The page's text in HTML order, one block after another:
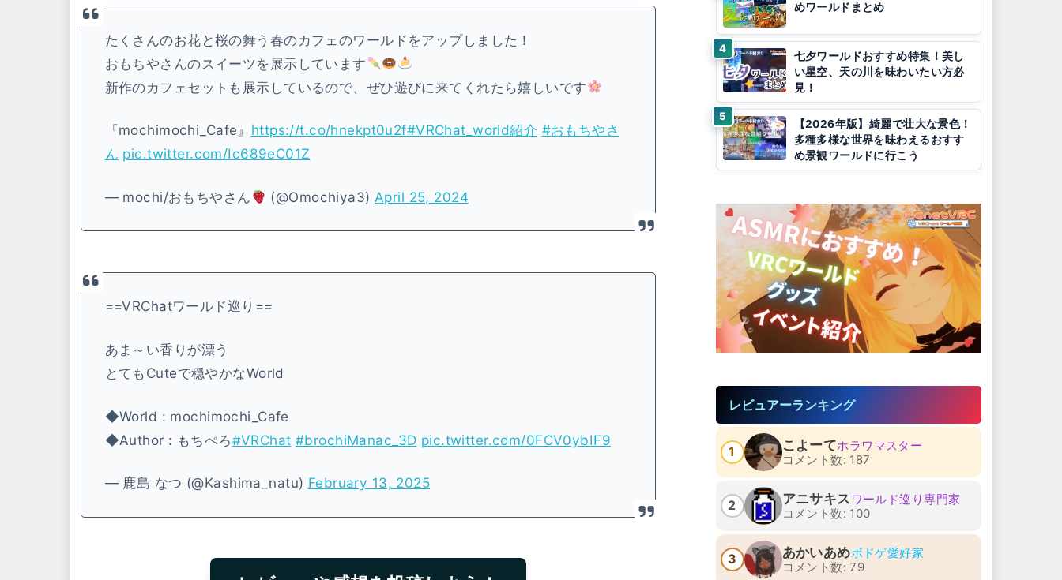
たくさんのお花と桜の舞う春のカフェのワールドをアップしました！
おもちやさんのスイーツを展示しています
新作のカフェセットも展示しているので、ぜひ遊びに来てくれたら嬉しいです
『mochimochi_Cafe』 https://t.co/hnekpt0u2f#VRChat_world紹介 #おもちやさ
ん pic.twitter.com/Ic689eC01Z
— mochi/おもちやさん (@Omochiya3) April 25, 2024
==VRChatワールド巡り==
あま～い香りが漂う
とてもCuteで穏やかなWorld
◆World : mochimochi_Cafe
◆Author : もちぺろ#VRChat #brochiManac_3D pic.twitter.com/0FCV0ybIF9
— 鹿島 なつ (@Kashima_natu) February 13, 2025
めワールドまとめ
七夕ワールドおすすめ特集！美し
い星空、天の川を味わいたい方必
見！
【2026年版】綺麗で壮大な景色！
多種多様な世界を味わえるおすす
め景観ワールドに行こう
レビュアーランキング
1 こよーてホラワマスター
コメント数: 187
2 アニサキス ワールド巡り専門家
コメント数: 100
3 あかいあめボドゲ愛好家
コメント数: 79